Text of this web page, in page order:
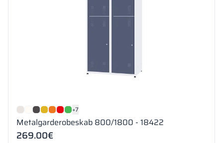
+7
Metalgarderobeskab 800/1800 - 18422
269.00€